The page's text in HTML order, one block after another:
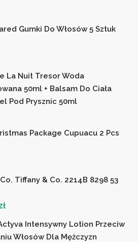
Gumki Do Włosów 5 Sztuk
La Nuit Tresor Woda
50ml + Balsam Do Ciała
Pod Prysznic 50ml
Package Cupuacu 2 Pcs
Tiffany & Co. 2214B 8298 53
Intensywny Lotion Przeciw
Włosów Dla Mężczyzn